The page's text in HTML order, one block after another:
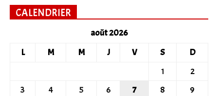
CALENDRIER
août 2026
L
M M J V S
D
1
2
3
4 5 6 7 8
9